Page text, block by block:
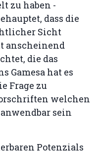
zu haben -
dass die
Sicht
anscheinend
die das
Gamesa hat es
Frage zu
welchen
sein
Potenzials